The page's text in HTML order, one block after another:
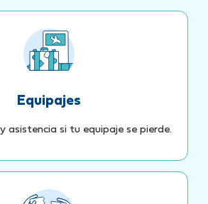
Equipajes
asistencia si tu equipaje se pierde.